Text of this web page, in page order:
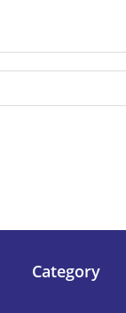
Category